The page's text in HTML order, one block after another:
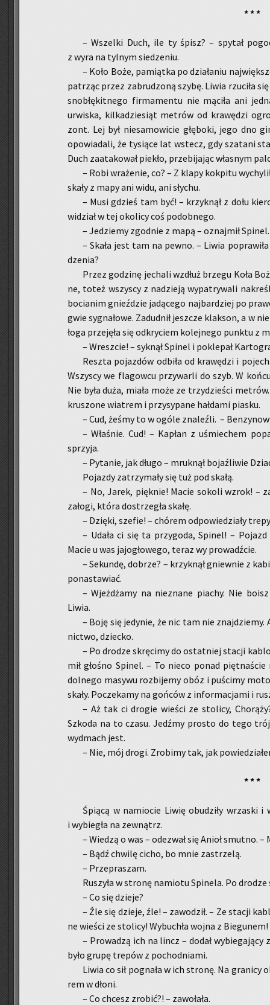
* * *
­– Wszel­ki Duch, ile ty śpisz? – spy­tał
z wyra na tyl­nym sie­dze­niu.
– Koło Boże, pa­miąt­ka po dzia­ła­niu
pa­trząc przez za­bru­dzo­ną szybę. Liwia rzu­ci­ła
sno­błę­kit­ne­go fir­ma­men­tu nie mą­ci­ła ani
urwi­ska, kil­ka­dzie­siąt me­trów od kra­wę­dzi
zont. Lej był nie­sa­mo­wi­cie głę­bo­ki, jego dno
opo­wia­da­li, że ty­sią­ce lat wstecz, gdy sza­ta­ni
Duch za­ata­ko­wał pie­kło, prze­bi­ja­jąc wła­snym
– Robi wra­że­nie, co? – Z klapy kok­pi­tu
skały z mapy ani widu, ani sły­chu.
– Musi gdzieś tam być! – krzyk­nął z dołu
wi­dział w tej oko­li­cy coś po­dob­ne­go.
– Je­dzie­my zgod­nie z mapą – oznaj­mił
– Skała jest tam na pewno. – Liwia
dze­nia?
Przez go­dzi­nę je­cha­li wzdłuż brze­gu Koła
ne, toteż wszy­scy z na­dzie­ją wy­pa­try­wa­li
bo­cia­nim gnieź­dzie ja­dą­ce­go naj­bar­dziej po
gwie sy­gna­ło­we. Za­dud­nił jesz­cze klak­son, a w
ło­ga prze­ję­ła się od­kry­ciem ko­lej­ne­go punk­tu z
– Wresz­cie! – syk­nął Spi­nel i po­kle­pał
Resz­ta po­jaz­dów od­bi­ła od kra­wę­dzi i
Wszy­scy we fla­gow­cu przy­war­li do szyb. W
Nie była duża, miała może ze trzy­dzie­ści
kru­szo­ne wia­trem i przy­sy­pa­ne hał­da­mi pia­sku.
– Cud, żeśmy to w ogóle zna­leź­li. –
– Wła­śnie. Cud! – Ka­płan z uśmie­chem
sprzy­ja.
– Py­ta­nie, jak długo – mruk­nął bo­jaź­li­wie
Po­jaz­dy za­trzy­ma­ły się tuż pod skałą.
– No, Jarek, pięk­nie! Macie so­ko­li wzrok! –
za­ło­gi, która do­strze­gła skałę.
– Dzię­ki, sze­fie! – chó­rem od­po­wie­dzia­ły
– Udała ci się ta przy­go­da, Spi­nel! –
Macie u was ja­jo­gło­we­go, teraz wy pro­wadź­cie.
– Se­kun­dę, do­brze? – krzyk­nął gniew­nie z
po­na­sta­wiać.
– Wjeż­dża­my na nie­zna­ne pia­chy. Nie
Liwia.
– Boję się je­dy­nie, że nic tam nie
nic­two, dziec­ko.
– Po dro­dze skrę­ci­my do ostat­niej sta­cji
mił gło­śno Spi­nel. – To nieco ponad
dol­ne­go ma­sy­wu roz­bi­je­my obóz i pu­ści­my
skały. Po­cze­ka­my na goń­ców z in­for­ma­cja­mi i
– Aż tak ci dro­gie wie­ści ze sto­li­cy,
Szko­da na to czasu. Jedź­my pro­sto do tego
wy­dmach jest.
– Nie, mój drogi. Zro­bi­my tak, jak
* * *
Śpią­cą w na­mio­cie Liwię obu­dzi­ły wrza­ski i
i wy­bie­gła na ze­wnątrz.
– Wie­dzą o was – ode­zwał się Anioł smut­no. –
– Bądź chwi­lę cicho, bo mnie za­strze­lą.
– Prze­pra­szam.
Ru­szy­ła w stro­nę na­mio­tu Spi­ne­la. Po
– Co się dzie­je?
– Źle się dzie­je, źle! – za­wo­dził. – Ze sta­cji
ne wie­ści ze sto­li­cy! Wy­bu­chła wojna z Bie­gu­nem!
– Pro­wa­dzą ich na lincz – dodał
było grupę tre­pów z po­chod­nia­mi.
Liwia co sił po­gna­ła w ich stro­nę. Na
rem w dłoni.
– Co chcesz zro­bić?! – za­wo­ła­ła.